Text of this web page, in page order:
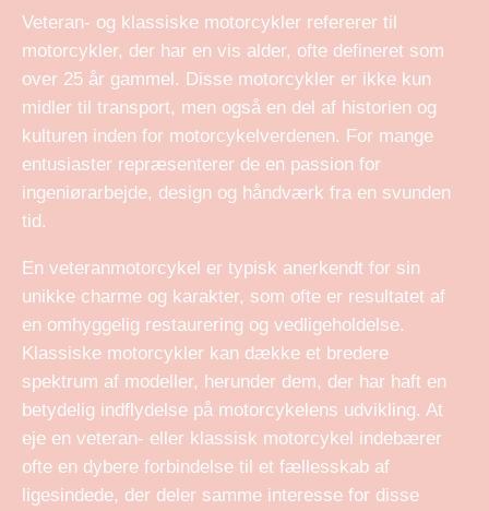
Veteran- og klassiske motorcykler refererer til
motorcykler, der har en vis alder, ofte defineret som
over 25 år gammel. Disse motorcykler er ikke kun
midler til transport, men også en del af historien og
kulturen inden for motorcykelverdenen. For mange
entusiaster repræsenterer de en passion for
ingeniørarbejde, design og håndværk fra en svunden
tid.
En veteranmotorcykel er typisk anerkendt for sin
unikke charme og karakter, som ofte er resultatet af
en omhyggelig restaurering og vedligeholdelse.
Klassiske motorcykler kan dække et bredere
spektrum af modeller, herunder dem, der har haft en
betydelig indflydelse på motorcykelens udvikling. At
eje en veteran- eller klassisk motorcykel indebærer
ofte en dybere forbindelse til et fællesskab af
ligesindede, der deler samme interesse for disse